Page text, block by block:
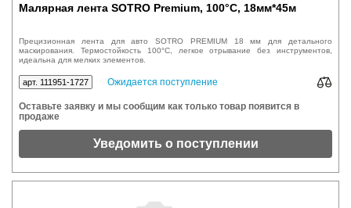
Малярная лента SOTRO Premium, 100°C, 18мм*45м
Прецизионная лента для авто SOTRO PREMIUM 18 мм для детального
маскирования. Термостойкость 100°C, легкое отрывание без инструментов,
идеальна для мелких элементов.
арт. 111951-1727 Ожидается поступление
Оставьте заявку и мы сообщим как только товар появится в
продаже
Уведомить о поступлении